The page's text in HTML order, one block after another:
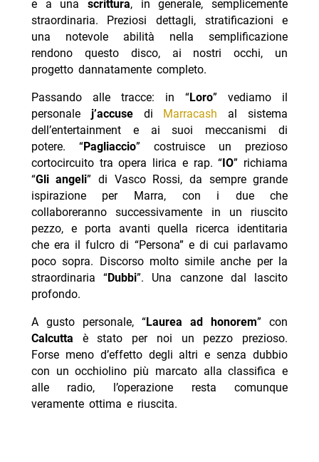
e a una scrittura, in generale, semplicemente
straordinaria. Preziosi dettagli, stratificazioni e
una notevole abilità nella semplificazione
rendono questo disco, ai nostri occhi, un
progetto dannatamente completo.
Passando alle tracce: in “Loro” vediamo il
personale j’accusedi Marracash al sistema
dell’entertainment e ai suoi meccanismi di
potere. “Pagliaccio” costruisce un prezioso
cortocircuito tra opera lirica e rap. “ IO” richiama
“Gli angeli” di Vasco Rossi, da sempre grande
ispirazione per Marra, con i due che
collaboreranno successivamente in un riuscito
pezzo, e porta avanti quella ricerca identitaria
che era il fulcro di “Persona” e di cui parlavamo
poco sopra. Discorso molto simile anche per la
straordinaria “Dubbi”. Una canzone dal lascito
profondo.
A gusto personale, “Laurea ad honorem” con
Calcutta è stato per noi un pezzo prezioso.
Forse meno d’effetto degli altri e senza dubbio
con un occhiolino più marcato alla classifica e
alle radio, l’operazione resta comunque
veramente ottima e riuscita.